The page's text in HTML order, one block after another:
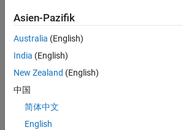
trueor
Signed
trueor
Version History
Introduced in R2024a
Asien-Pazifik
Australia (English)
India (English)
New Zealand (English)
中国
简体中文
English